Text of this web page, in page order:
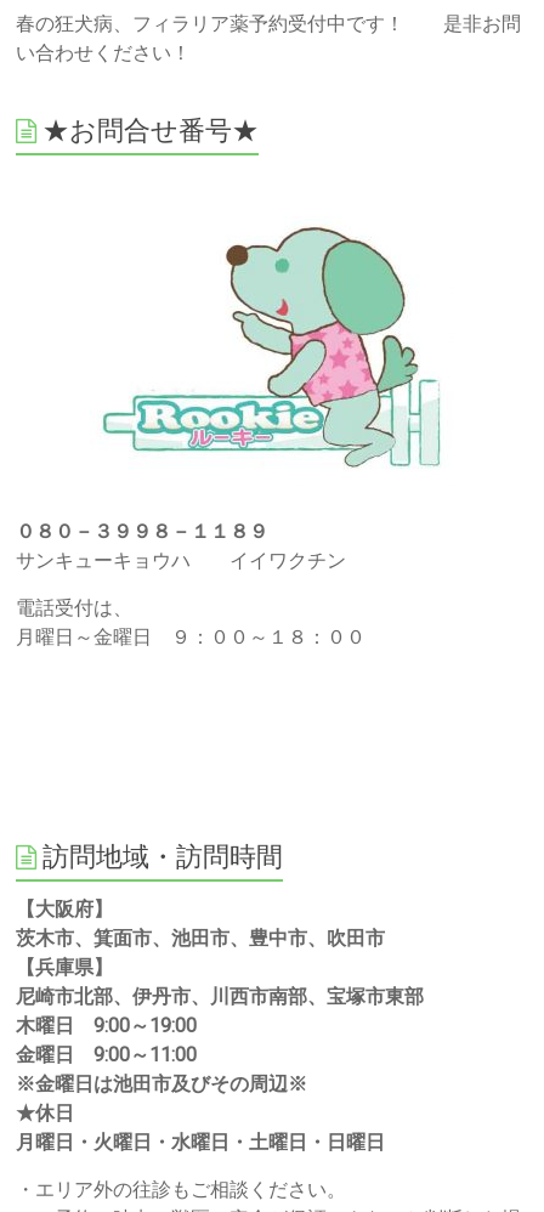
春の狂犬病、フィラリア薬予約受付中です！ 是非お問
い合わせください！
★お問合せ番号★
０８０－３９９８－１１８９
サンキューキョウハ イイワクチン
電話受付は、
月曜日～金曜日 ９：００～１８：００
訪問地域・訪問時間
【大阪府】
茨木市、箕面市、池田市、豊中市、吹田市
【兵庫県】
尼崎市北部、伊丹市、川西市南部、宝塚市東部
木曜日 9:00～19:00
金曜日 9:00～11:00
※金曜日は池田市及びその周辺※
★休日
月曜日・火曜日・水曜日・土曜日・日曜日
・エリア外の往診もご相談ください。